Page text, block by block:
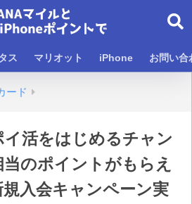
ス マリオット iPhone お問い合
ード
活をはじめるチャン
のポイントがもらえ
入会キャンペーン実